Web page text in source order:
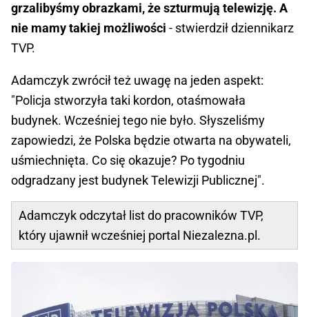
grzalibyśmy obrazkami, że szturmują telewizję. A
nie mamy takiej możliwości - stwierdził dziennikarz
TVP.
Adamczyk zwrócił też uwagę na jeden aspekt:
"Policja stworzyła taki kordon, otaśmowała
budynek. Wcześniej tego nie było. Słyszeliśmy
zapowiedzi, że Polska będzie otwarta na obywateli,
uśmiechnięta. Co się okazuje? Po tygodniu
odgradzany jest budynek Telewizji Publicznej".
Adamczyk odczytał list do pracowników TVP,
który ujawnił wcześniej portal Niezalezna.pl.